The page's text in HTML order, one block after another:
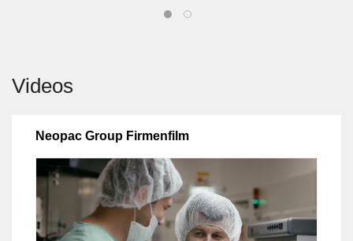
Videos
Neopac Group Firmenfilm